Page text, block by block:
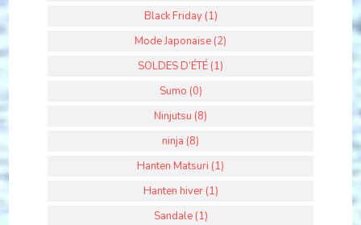
Black Friday (1)
Mode Japonaise (2)
SOLDES D’ÉTÉ (1)
Sumo (0)
Ninjutsu (8)
ninja (8)
Hanten Matsuri (1)
Hanten hiver (1)
Sandale (1)